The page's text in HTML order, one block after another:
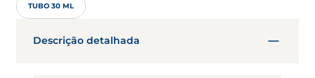
TUBO 30 ML
Descrição detalhada